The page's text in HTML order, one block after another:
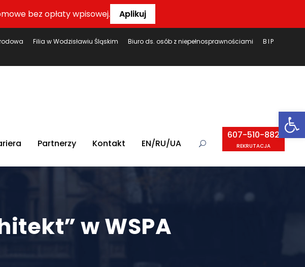
bez opłaty wpisowej. Aplikuj
Filia w Wodzisławiu Śląskim Biuro ds. osób z niepełnosprawnościami
BIP
Partnerzy Kontakt EN/RU/UA
607-510-882
REKRUTACJA
w WSPA